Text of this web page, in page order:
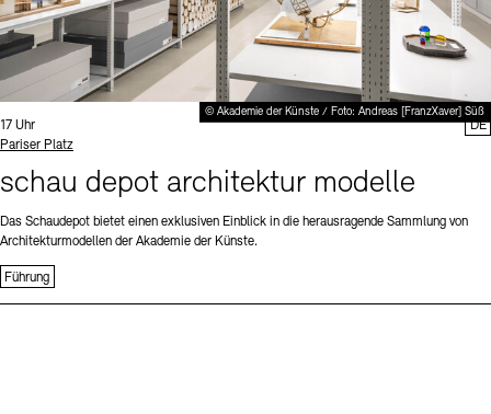
© Akademie der Künste / Foto: Andreas [FranzXaver] Süß
Uhrzeit:
17 Uhr
Standort
Pariser Platz
schau depot architektur modelle
Das Schaudepot bietet einen exklusiven Einblick in die herausragende Sammlung von
Architekturmodellen der Akademie der Künste.
Führung
DE